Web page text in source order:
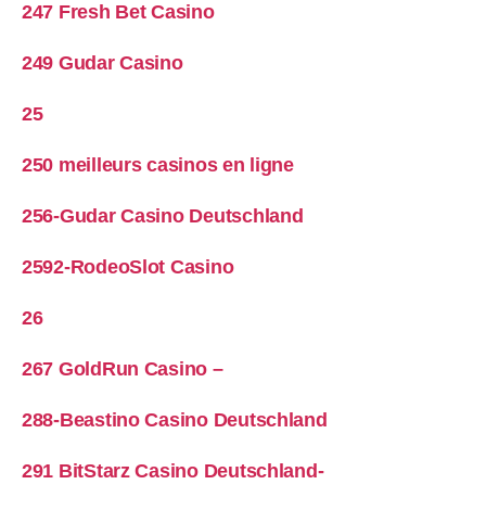
247 Fresh Bet Casino
249 Gudar Casino
25
250 meilleurs casinos en ligne
256-Gudar Casino Deutschland
2592-RodeoSlot Casino
26
267 GoldRun Casino –
288-Beastino Casino Deutschland
291 BitStarz Casino Deutschland-